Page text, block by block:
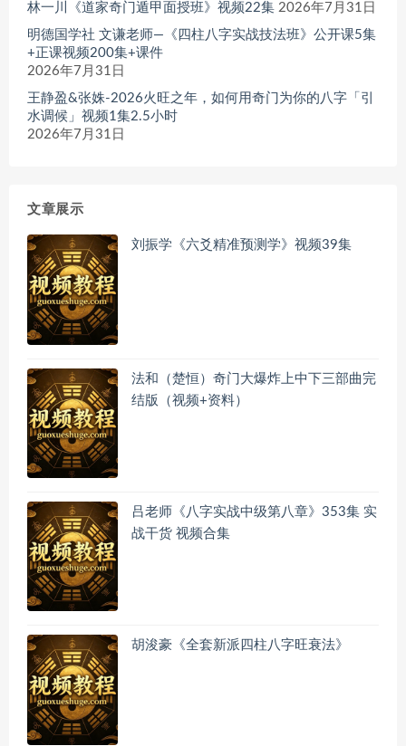
林一川《道家奇门遁甲面授班》视频22集 2026年7月31日
明德国学社 文谦老师—《四柱八字实战技法班》公开课5集
+正课视频200集+课件
2026年7月31日
王静盈&张姝-2026火旺之年，如何用奇门为你的八字「引
水调候」视频1集2.5小时
2026年7月31日
文章展示
刘振学《六爻精准预测学》视频39集
法和（楚恒）奇门大爆炸上中下三部曲完
结版（视频+资料）
吕老师《八字实战中级第八章》353集 实
战干货 视频合集
胡浚豪《全套新派四柱八字旺衰法》